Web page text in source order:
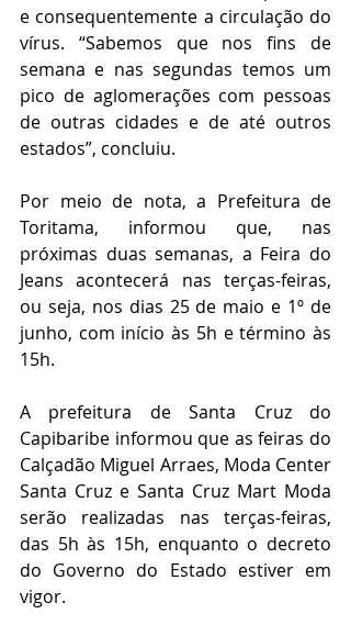
e consequentemente a circulação do
vírus. “Sabemos que nos fins de
semana e nas segundas temos um
pico de aglomerações com pessoas
de outras cidades e de até outros
estados”, concluiu.
Por meio de nota, a Prefeitura de
Toritama, informou que, nas
próximas duas semanas, a Feira do
Jeans acontecerá nas terças-feiras,
ou seja, nos dias 25 de maio e 1º de
junho, com início às 5h e término às
15h.
A prefeitura de Santa Cruz do
Capibaribe informou que as feiras do
Calçadão Miguel Arraes, Moda Center
Santa Cruz e Santa Cruz Mart Moda
serão realizadas nas terças-feiras,
das 5h às 15h, enquanto o decreto
do Governo do Estado estiver em
vigor.